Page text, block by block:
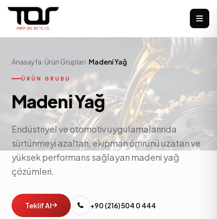
Anasayfa Ürün Grupları Madeni Yağ
ÜRÜN GRUBU
Madeni Yağ
Endüstriyel ve otomotiv uygulamalarında
sürtünmeyi azaltan, ekipman ömrünü uzatan ve
yüksek performans sağlayan madeni yağ
çözümleri.
Teklif Al +90 (216) 504 0 444